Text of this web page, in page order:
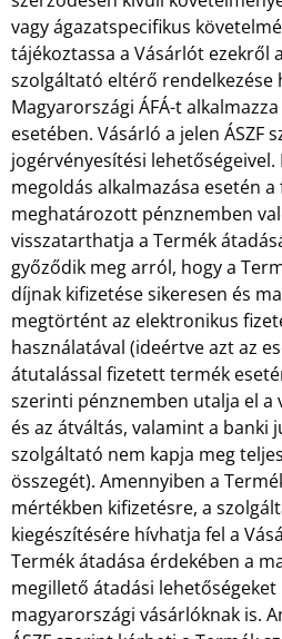
vagy ágazatspecifikus
tájékoztassa a Vásárlót ezekről
szolgáltató eltérő rendelkezése
Magyarországi ÁFÁ-t
esetében. Vásárló a jelen ÁSZF
jogérvényesítési
megoldás alkalmazása esetén
meghatározott pénznemben
visszatarthatja a Termék
győződik meg arról, hogy a
díjnak kifizetése sikeresen és
megtörtént az elektronikus
használatával (ideértve azt az
átutalással fizetett termék
szerinti pénznemben utalja el a
és az átváltás, valamint a banki
szolgáltató nem kapja meg
összegét). Amennyiben a
mértékben kifizetésre, a
kiegészítésére hívhatja fel a
Termék átadása érdekében a
megillető átadási
magyarországi vásárlóknak is.